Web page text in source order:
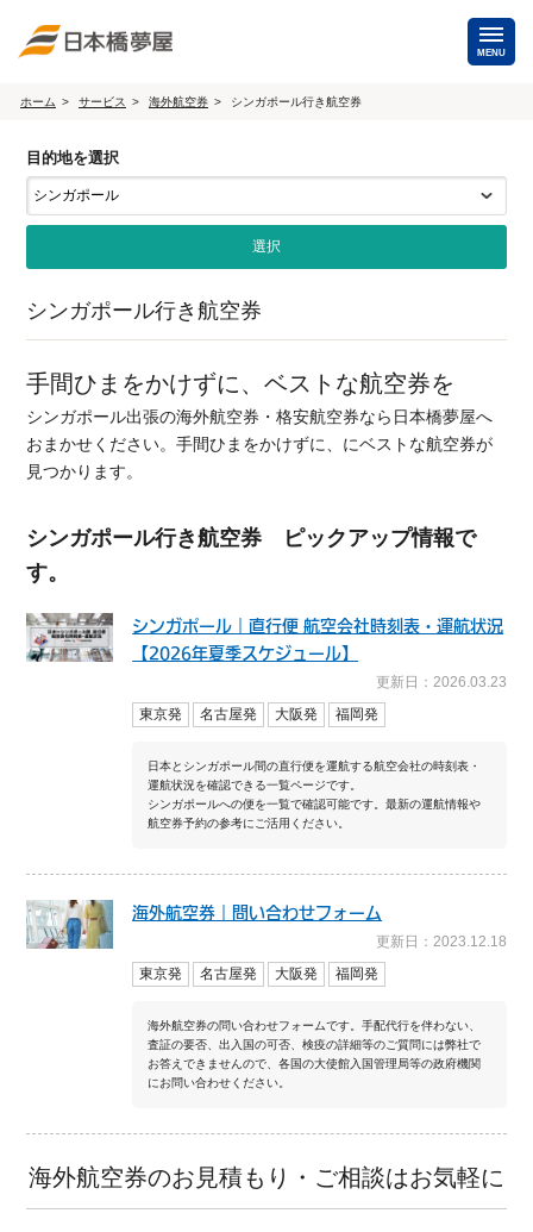
MENU
海外航空券
（日本発・海外発・世界一周）
海外手配トップ
国内手配
航空券 ホテル・会議室
視察旅行・研修旅行
選ばれる理由 サービス内容
企業情報
お問合わせ
ホーム サービス 海外航空券 シンガポール行き航空券
目的地を選択
シンガポール行き航空券
手間ひまをかけずに、ベストな航空券を
シンガポール出張の海外航空券・格安航空券なら日本橋夢屋へ
おまかせください。手間ひまをかけずに、にベストな航空券が
見つかります。
シンガポール行き航空券 ピックアップ情報で
す。
シンガポール｜直行便 航空会社時刻表・運航状況
【2026年夏季スケジュール】
更新日：2026.03.23
東京発
名古屋発 大阪発 福岡発
日本とシンガポール間の直行便を運航する航空会社の時刻表・
運航状況を確認できる一覧ページです。
シンガポールへの便を一覧で確認可能です。最新の運航情報や
航空券予約の参考にご活用ください。
海外航空券｜問い合わせフォーム
更新日：2023.12.18
東京発
名古屋発 大阪発 福岡発
海外航空券の問い合わせフォームです。手配代行を伴わない、
査証の要否、出入国の可否、検疫の詳細等のご質問には弊社で
お答えできませんので、各国の大使館入国管理局等の政府機関
にお問い合わせください。
海外航空券のお見積もり・ご相談はお気軽に